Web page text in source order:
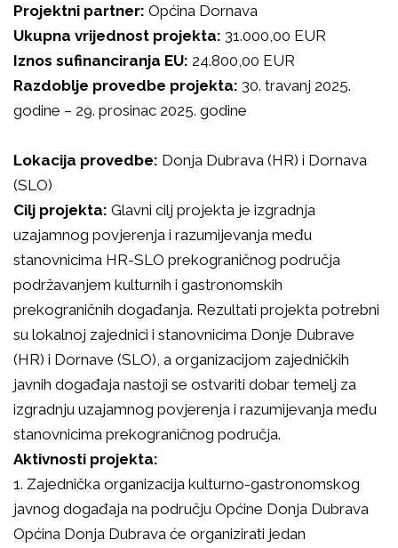
Projektni partner: Općina Dornava
Ukupna vrijednost projekta: 31.000,00 EUR
Iznos sufinanciranja EU: 24.800,00 EUR
Razdoblje provedbe projekta: 30. travanj 2025.
godine – 29. prosinac 2025. godine
Lokacija provedbe: Donja Dubrava (HR) i Dornava
(SLO)
Cilj projekta: Glavni cilj projekta je izgradnja
uzajamnog povjerenja i razumijevanja među
stanovnicima HR-SLO prekograničnog područja
podržavanjem kulturnih i gastronomskih
prekograničnih događanja. Rezultati projekta potrebni
su lokalnoj zajednici i stanovnicima Donje Dubrave
(HR) i Dornave (SLO), a organizacijom zajedničkih
javnih događaja nastoji se ostvariti dobar temelj za
izgradnju uzajamnog povjerenja i razumijevanja među
stanovnicima prekograničnog područja.
Aktivnosti projekta:
1. Zajednička organizacija kulturno-gastronomskog
javnog događaja na području Općine Donja Dubrava
Općina Donja Dubrava će organizirati jedan